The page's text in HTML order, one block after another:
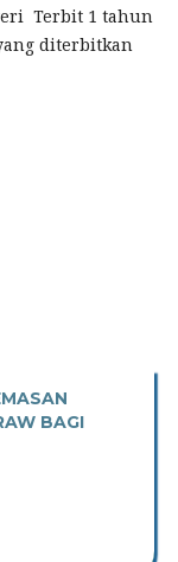
Terbit 1 tahun
diterbitkan
BAGI